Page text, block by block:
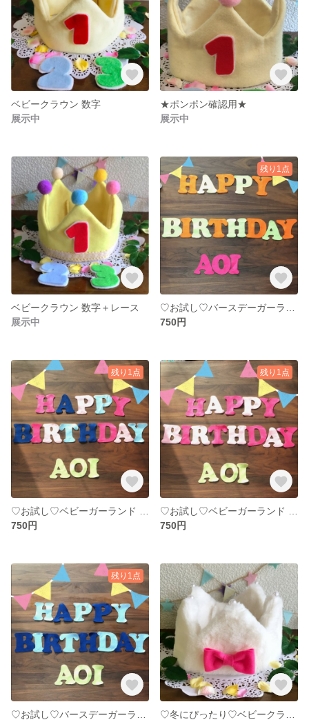
ベビークラウン 数字
展示中
★ポンポン確認用★
展示中
ベビークラウン 数字＋レース
展示中
残り1点
750円
残り1点
750円
残り1点
750円
残り1点